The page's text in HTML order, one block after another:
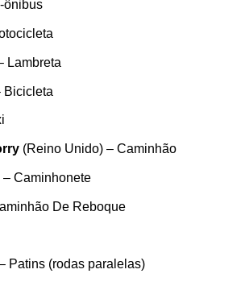
ônibus
Lambreta
Bicicleta
(Reino Unido) – Caminhão
– Caminhonete
De Reboque
Patins (rodas paralelas)